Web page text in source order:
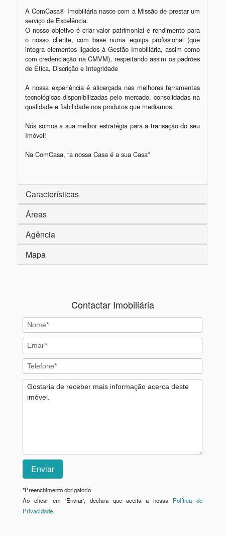
A ComCasa® Imobiliária nasce com a Missão de prestar um
serviço de Excelência.
O nosso objetivo é criar valor patrimonial e rendimento para
o nosso cliente, com base numa equipa profissional (que
integra elementos ligados à Gestão Imobiliária, assim como
com credenciação na CMVM), respeitando assim os padrões
de Ética, Discrição e Integridade
A nossa experiência é alicerçada nas melhores ferramentas
tecnológicas disponibilizadas pelo mercado, consolidadas na
qualidade e fiabilidade nos produtos que mediamos.
Nós somos a sua melhor estratégia para a transação do seu
Imóvel!
Na ComCasa, “a nossa Casa é a sua Casa”
Características
Áreas
Agência
Mapa
Contactar Imobiliária
*Preenchimento obrigatório
Ao clicar em 'Enviar', declara que aceita a nossa Política de
Privacidade.